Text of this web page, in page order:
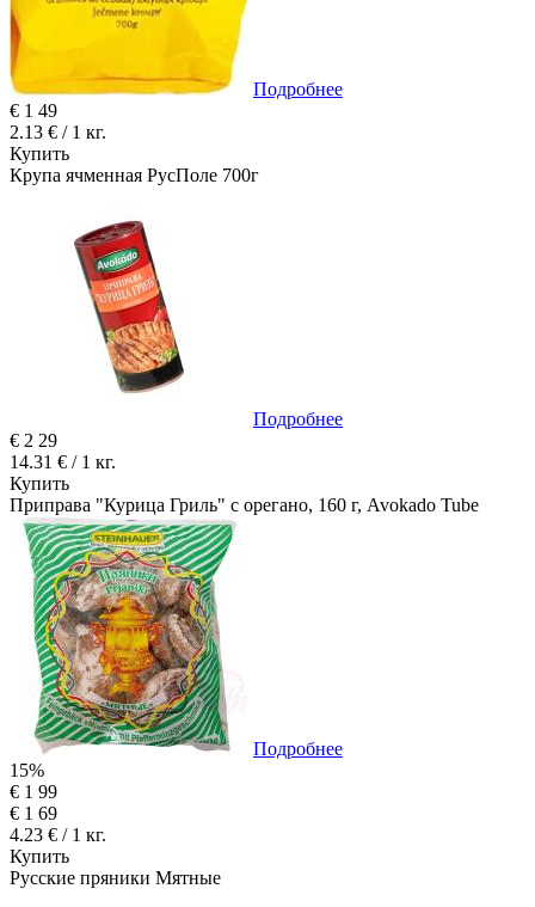
Подробнее
€ 1 49
2.13 € / 1 кг.
Купить
Крупа ячменная РусПоле 700г
Подробнее
€ 2 29
14.31 € / 1 кг.
Купить
Приправа "Курица Гриль" с орегано, 160 г, Avokado Tube
Подробнее
15%
€ 1 99
€ 1 69
4.23 € / 1 кг.
Купить
Русские пряники Мятные